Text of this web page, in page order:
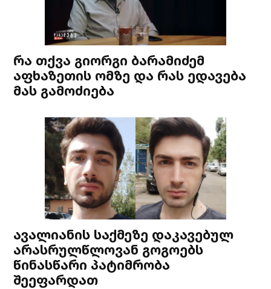
რა თქვა გიორგი ბარამიძემ
აფხაზეთის ომზე და რას ედავება
მას გამოძიება
ავალიანის საქმეზე დაკავებულ
არასრულწლოვან გოგოებს
წინასწარი პატიმრობა
შეეფარდათ